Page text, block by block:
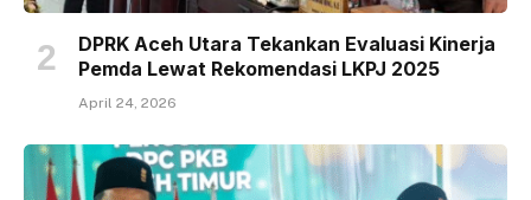
DPRK Aceh Utara Tekankan Evaluasi Kinerja
Pemda Lewat Rekomendasi LKPJ 2025
April 24, 2026